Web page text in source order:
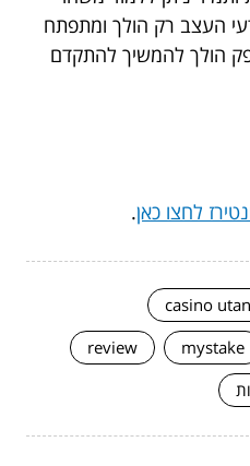
העצב רק הולך ומתפתח
הולך להמשיך להתקדם
לחצו כאן.
casino
mystake
review